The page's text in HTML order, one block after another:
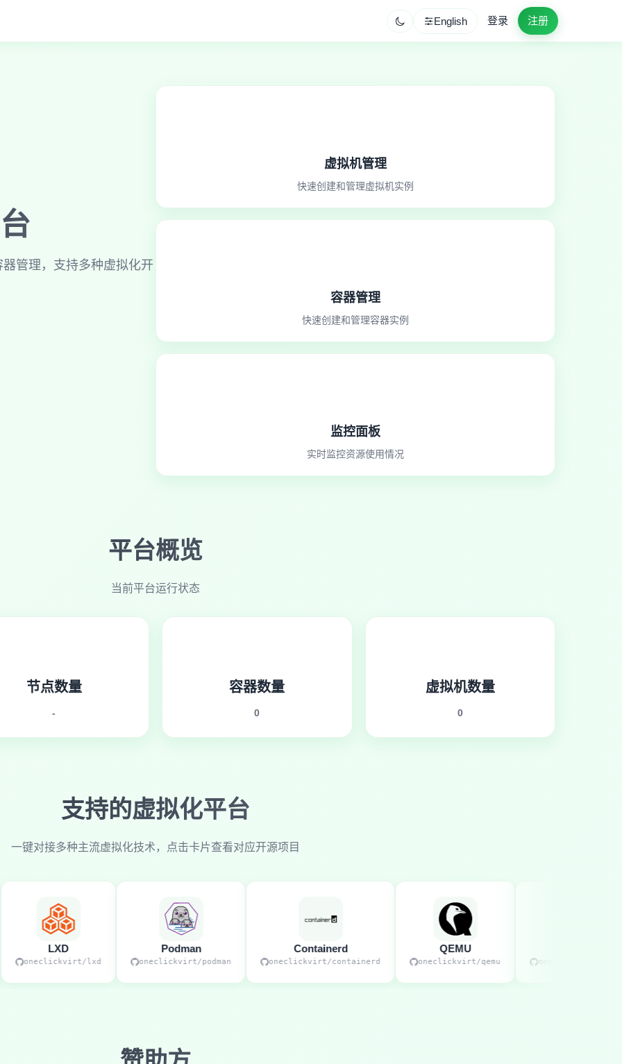
English 登录 注册
管理，支持多种虚拟化开
虚拟机管理
快速创建和管理虚拟机实例
容器管理
快速创建和管理容器实例
监控面板
实时监控资源使用情况
平台概览
当前平台运行状态
节点数量
-
容器数量
0
虚拟机数量
0
支持的虚拟化平台
一键对接多种主流虚拟化技术，点击卡片查看对应开源项目
oneclickvirt/lxd
Podman
oneclickvirt/podman
Containerd
oneclickvirt/containerd
QEMU
oneclickvirt/qemu oneclickvirt/kubevirt